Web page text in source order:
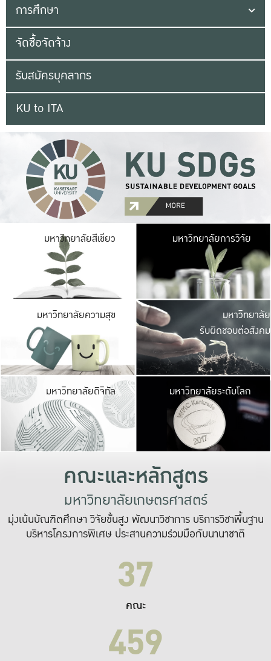
การศึกษา
จัดซื้อจัดจ้าง
รับสมัครบุคลากร
KU to ITA
มหาวิทยาลัยสีเขียว มหาวิ
มีพื้นที่เขียวสดใส
เป็นป่าในเมือง เกษต
มหาวิทยาลัยการวิจัย
มหาวิทยาลัยความสุข มหาวิ
ค
เปิดประ
และพบเรื่องราวใ
มหาวิทยาลัย
รับผิดชอบต่อสังคม
มหาวิทยาลัยดิจิทัล มหาวิ
เปลี่ยนแปลง แล
เพื่อทำง
ระบบสารสนเทศ
มหาวิทยาลัยระดับโลก
คณะและหลักสูตร
มหาวิทยาลัยเกษตรศาสตร์
มุ่งเน้นบัณฑิตศึกษา วิจัยขั้นสูง พัฒนาวิชาการ บริการวิชาพื้นฐาน
บริหารโครงการพิเศษ ประสานความร่วมมือกับนานาชาติ
37
คณะ
459